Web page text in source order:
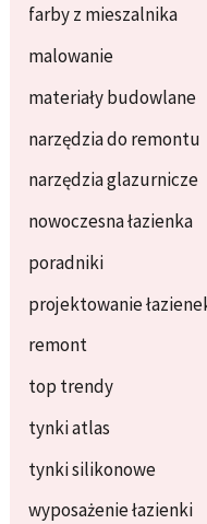
farby z mieszalnika
malowanie
materiały budowlane
narzędzia do remontu
narzędzia glazurnicze
nowoczesna łazienka
poradniki
projektowanie
remont
top trendy
tynki atlas
tynki silikonowe
wyposażenie łazienki